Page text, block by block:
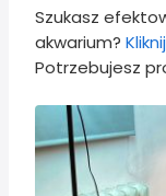
Szukasz
akwarium?
Potrzebujesz